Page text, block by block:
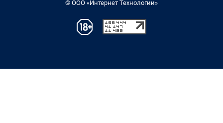
© ООО «Интернет Технологии»